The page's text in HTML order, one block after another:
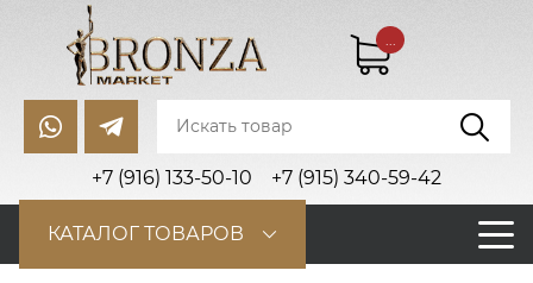
+7 (916) 133-50-10 +7 (915) 340-59-42
...
КАТАЛОГ ТОВАРОВ